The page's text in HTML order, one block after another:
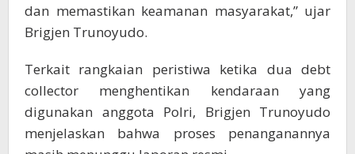
dan memastikan keamanan masyarakat,” ujar
Brigjen Trunoyudo.
Terkait rangkaian peristiwa ketika dua debt
collector menghentikan kendaraan yang
digunakan anggota Polri, Brigjen Trunoyudo
menjelaskan bahwa proses penanganannya